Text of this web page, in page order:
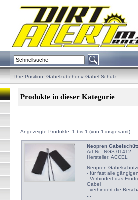
Ihre Position: Gabelzubehör» Gabel Schutz
Produkte in dieser Kategorie
Angezeigte Produkte: 1 bis 1 (von 1 insgesamt)
Neopren
Art-Nr.: NGS-01412
Hersteller: ACCEL
Neopren
- für fast alle
- Verhindert das
Gabel
- verhindert die